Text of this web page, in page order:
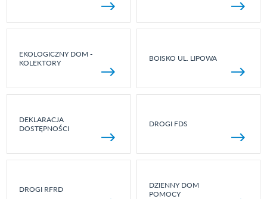
EKOLOGICZNY DOM -
KOLEKTORY
BOISKO UL. LIPOWA
DEKLARACJA
DOSTĘPNOŚCI
DROGI FDS
DROGI RFRD
DZIENNY DOM
POMOCY